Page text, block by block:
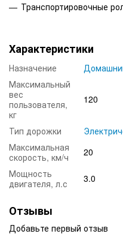
Транспортировочные
Характеристики
Назначение
Максимальный
вес
пользователя,
кг
120
Тип дорожки
Максимальная
скорость, км/ч
20
Мощность
двигателя, л.с
3.0
Отзывы
Добавьте первый отзыв